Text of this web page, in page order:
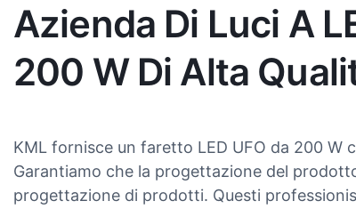
Azienda Di Luci A
200 W Di Alta
KML fornisce un faretto LED UFO da 200 W
Garantiamo che la progettazione del
progettazione di prodotti. Questi